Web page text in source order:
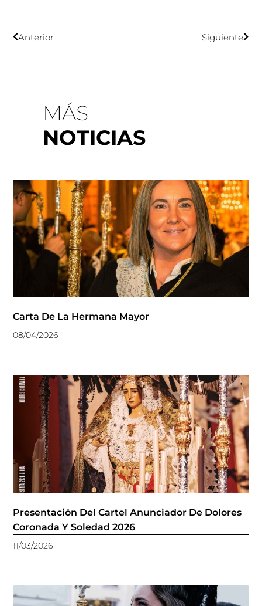
Anterior Siguiente
MÁS
NOTICIAS
Carta De La Hermana Mayor
08/04/2026
Presentación Del Cartel Anunciador De Dolores
Coronada Y Soledad 2026
11/03/2026